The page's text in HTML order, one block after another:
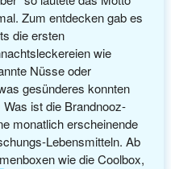
Zum entdecken gab es
die ersten
wie
Nüsse oder
gesünderes konnten
Was ist die Brandnooz-
monatlich erscheinende
Lebensmitteln. Ab
wie die Coolbox,